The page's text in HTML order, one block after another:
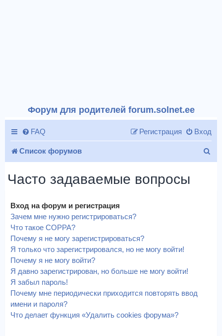
Форум для родителей forum.solnet.ee
FAQ Вход
Регистрация
Список форумов
Часто задаваемые вопросы
Вход на форум и регистрация
Зачем мне нужно регистрироваться?
Что такое COPPA?
Почему я не могу зарегистрироваться?
Я только что зарегистрировался, но не могу войти!
Почему я не могу войти?
Я давно зарегистрирован, но больше не могу войти!
Я забыл пароль!
Почему мне периодически приходится повторять ввод
имени и пароля?
Что делает функция «Удалить cookies форума»?